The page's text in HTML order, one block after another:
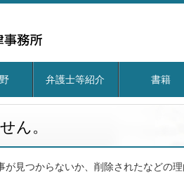
弁護士等紹介 書籍
ん。
見つからないか、削除されたなどの理